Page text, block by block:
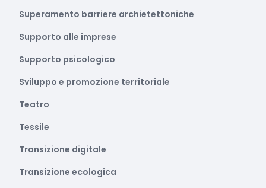
Superamento barriere archietettoniche
Supporto alle imprese
Supporto psicologico
Sviluppo e promozione territoriale
Teatro
Tessile
Transizione digitale
Transizione ecologica